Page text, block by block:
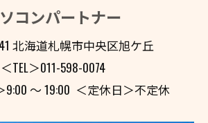
コンパートナー
北海道札幌市中央区旭ケ丘
＜TEL＞011-598-0074
9:00 〜 19:00 ＜定休日＞不定休